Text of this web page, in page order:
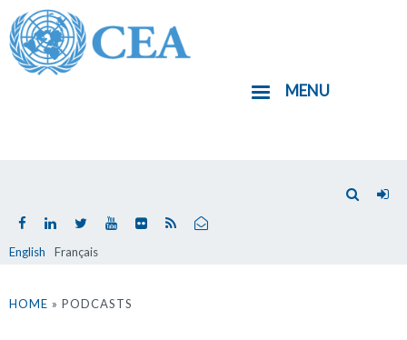
Aller
au
contenu
English Français
MENU
êtes
HOME » PODCASTS